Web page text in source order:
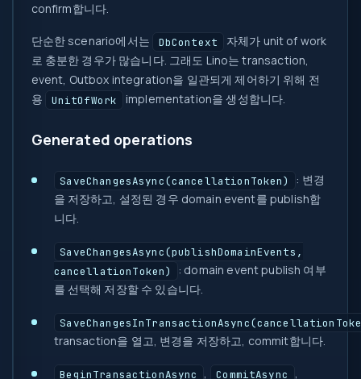
confirm합니다.
단순한 scenario에서는 DbContext
자체가 unit of work
로 충분한 경우가 많습니다. 그래도 Lino는 transaction,
event, Outbox integration을 일관되게 제어하기 위해 전
용
UnitOfWork implementation을 생성합니다.
Generated operations
SaveChangesAsync(cancellationToken)
: 변경
을 저장하고, 설정된 경우 domain event를 publish합
니다.
SaveChangesAsync(publishDomainEvents,
cancellationToken)
: domain event publish 여부
를 선택해 저장할 수 있습니다.
transaction을 열고, 변경을 저장하고, commit합니다.
BeginTransactionAsync , CommitAsync ,